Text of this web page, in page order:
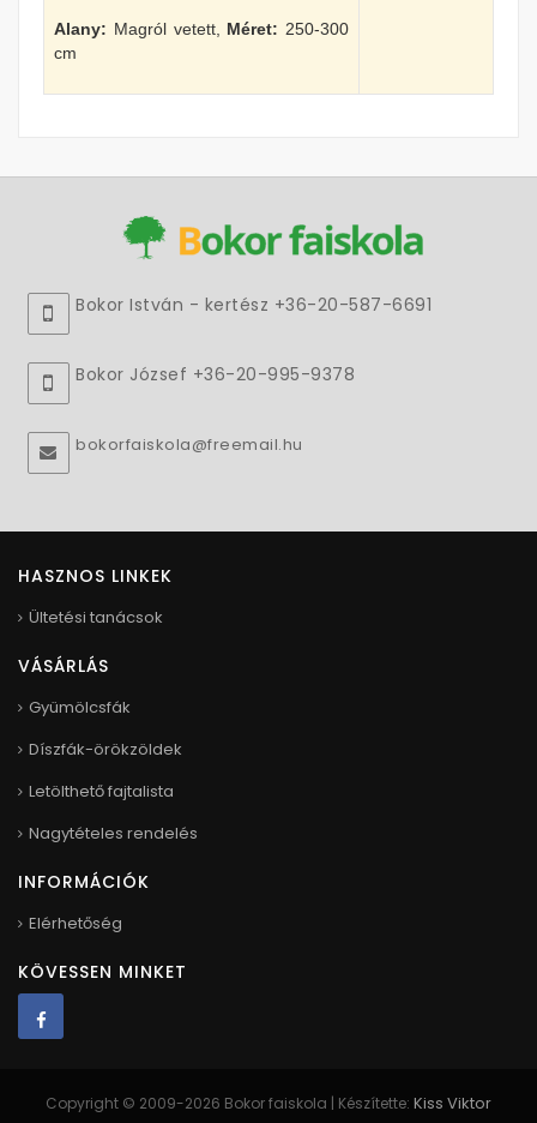
Alany: Magról vetett, Méret: 250-300
cm
Bokor István - kertész +36-20-587-6691
Bokor József +36-20-995-9378
bokorfaiskola@freemail.hu
HASZNOS LINKEK
Ültetési tanácsok
VÁSÁRLÁS
Gyümölcsfák
Díszfák-örökzöldek
Letölthető fajtalista
Nagytételes rendelés
INFORMÁCIÓK
Elérhetőség
KÖVESSEN MINKET
Copyright © 2009-2026 Bokor faiskola | Készítette: Kiss Viktor